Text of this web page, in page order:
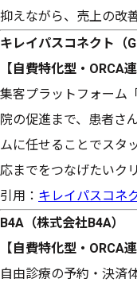
抑えながら、売上の改
キレイパスコネクト（
【自費特化型・ORCA連
集客プラットフォーム
院の促進まで、患者さ
ムに任せることでスタ
応までをつなげたいク
引用： キレイパスコネ
B4A（株式会社B4A）
【自費特化型・ORCA連
自由診療の予約・決済